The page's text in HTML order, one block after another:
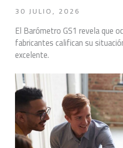
30 JULIO, 2026
El Barómetro GS1 revela que
fabricantes califican su
excelente.